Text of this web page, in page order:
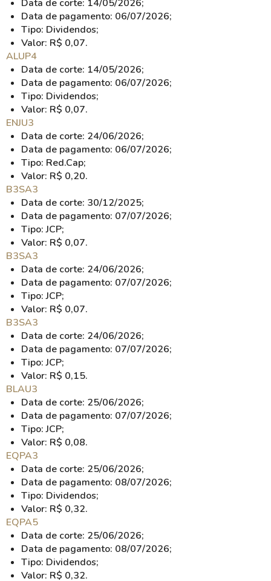
Data de corte: 14/05/2026;
Data de pagamento: 06/07/2026;
Tipo: Dividendos;
Valor: R$ 0,07.
ALUP4
Data de corte: 14/05/2026;
Data de pagamento: 06/07/2026;
Tipo: Dividendos;
Valor: R$ 0,07.
ENJU3
Data de corte: 24/06/2026;
Data de pagamento: 06/07/2026;
Tipo: Red.Cap;
Valor: R$ 0,20.
B3SA3
Data de corte: 30/12/2025;
Data de pagamento: 07/07/2026;
Tipo: JCP;
Valor: R$ 0,07.
B3SA3
Data de corte: 24/06/2026;
Data de pagamento: 07/07/2026;
Tipo: JCP;
Valor: R$ 0,07.
B3SA3
Data de corte: 24/06/2026;
Data de pagamento: 07/07/2026;
Tipo: JCP;
Valor: R$ 0,15.
BLAU3
Data de corte: 25/06/2026;
Data de pagamento: 07/07/2026;
Tipo: JCP;
Valor: R$ 0,08.
EQPA3
Data de corte: 25/06/2026;
Data de pagamento: 08/07/2026;
Tipo: Dividendos;
Valor: R$ 0,32.
EQPA5
Data de corte: 25/06/2026;
Data de pagamento: 08/07/2026;
Tipo: Dividendos;
Valor: R$ 0,32.